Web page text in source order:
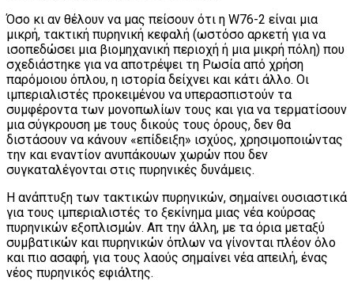
Όσο κι αν θέλουν να μας πείσουν ότι η W76-2 είναι μια
μικρή, τακτική πυρηνική κεφαλή (ωστόσο αρκετή για να
ισοπεδώσει μια βιομηχανική περιοχή ή μια μικρή πόλη) που
σχεδιάστηκε για να αποτρέψει τη Ρωσία από χρήση
παρόμοιου όπλου, η ιστορία δείχνει και κάτι άλλο. Οι
ιμπεριαλιστές προκειμένου να υπερασπιστούν τα
συμφέροντα των μονοπωλίων τους και για να τερματίσουν
μια σύγκρουση με τους δικούς τους όρους, δεν θα
διστάσουν να κάνουν «επίδειξη» ισχύος, χρησιμοποιώντας
την και εναντίον ανυπάκουων χωρών που δεν
συγκαταλέγονται στις πυρηνικές δυνάμεις.
Η ανάπτυξη των τακτικών πυρηνικών, σημαίνει ουσιαστικά
για τους ιμπεριαλιστές το ξεκίνημα μιας νέα κούρσας
πυρηνικών εξοπλισμών. Απ την άλλη, με τα όρια μεταξύ
συμβατικών και πυρηνικών όπλων να γίνονται πλέον όλο
και πιο ασαφή, για τους λαούς σημαίνει νέα απειλή, ένας
νέος πυρηνικός εφιάλτης.